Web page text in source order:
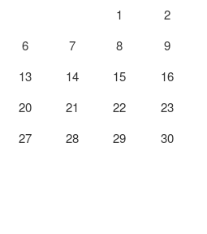
1
2
6 7 8
9
13 14 15
16
20 21 22
23
27 28 29
30